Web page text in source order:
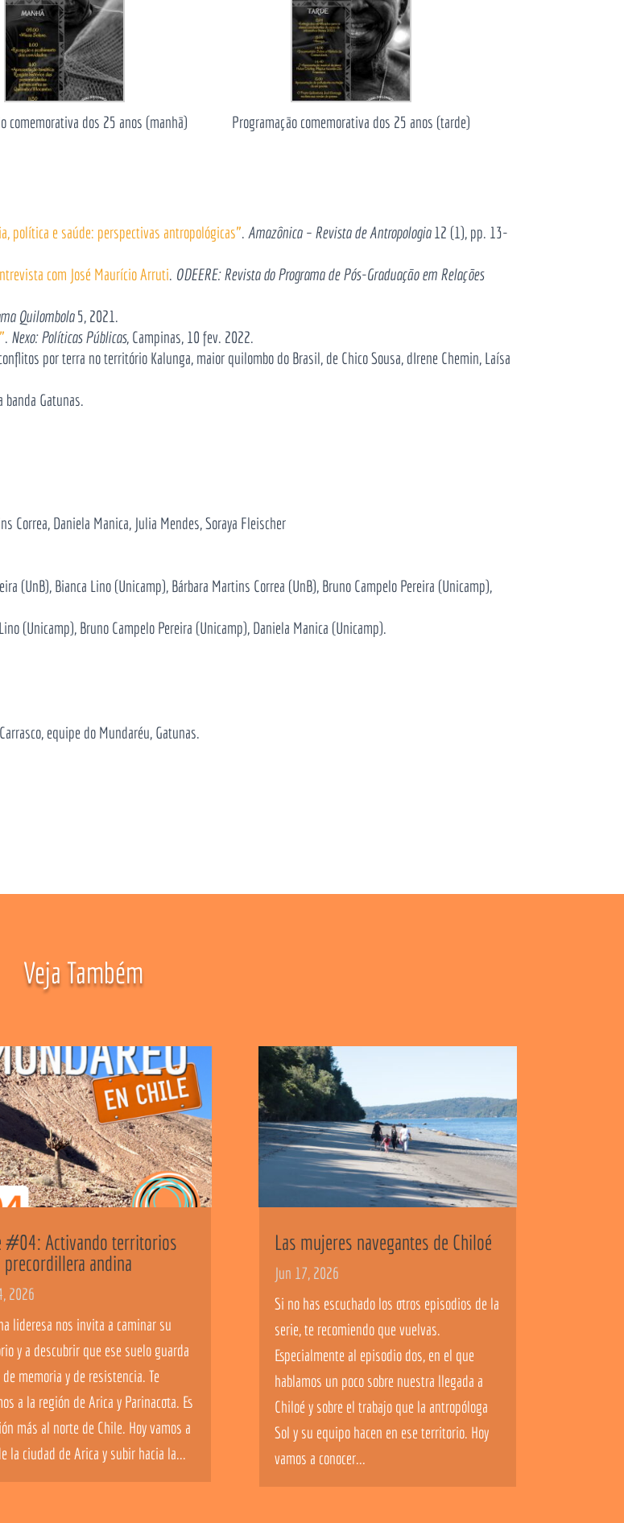
comemorativa dos 25 anos (manhã) Programação comemorativa dos 25 anos (tarde)
política e saúde: perspectivas antropológicas”. Amazônica – Revista de Antropologia 12 (1), pp. 13-
com José Maurício Arruti. ODEERE: Revista do Programa de Pós-Graduação em Relações
Quilombola5, 2021.
. Nexo: Políticas Públicas, Campinas, 10 fev. 2022.
por terra no território Kalunga, maior quilombo do Brasil, de Chico Sousa, dIrene Chemin, Laísa
banda Gatunas.
Correa, Daniela Manica, Julia Mendes, Soraya Fleischer
(UnB), Bianca Lino (Unicamp), Bárbara Martins Correa (UnB), Bruno Campelo Pereira (Unicamp),
(Unicamp), Bruno Campelo Pereira (Unicamp), Daniela Manica (Unicamp).
equipe do Mundaréu, Gatunas.
Veja Também
#04: Activando territorios
precordillera andina
2026
lideresa nos invita a caminar su
y a descubrir que ese suelo guarda
memoria y de resistencia. Te
a la región de Arica y Parinacota. Es
más al norte de Chile. Hoy vamos a
la ciudad de Arica y subir hacia la...
Las mujeres navegantes de Chiloé
Jun 17, 2026
Si no has escuchado los otros episodios de la
serie, te recomiendo que vuelvas.
Especialmente al episodio dos, en el que
hablamos un poco sobre nuestra llegada a
Chiloé y sobre el trabajo que la antropóloga
Sol y su equipo hacen en ese territorio. Hoy
vamos a conocer...